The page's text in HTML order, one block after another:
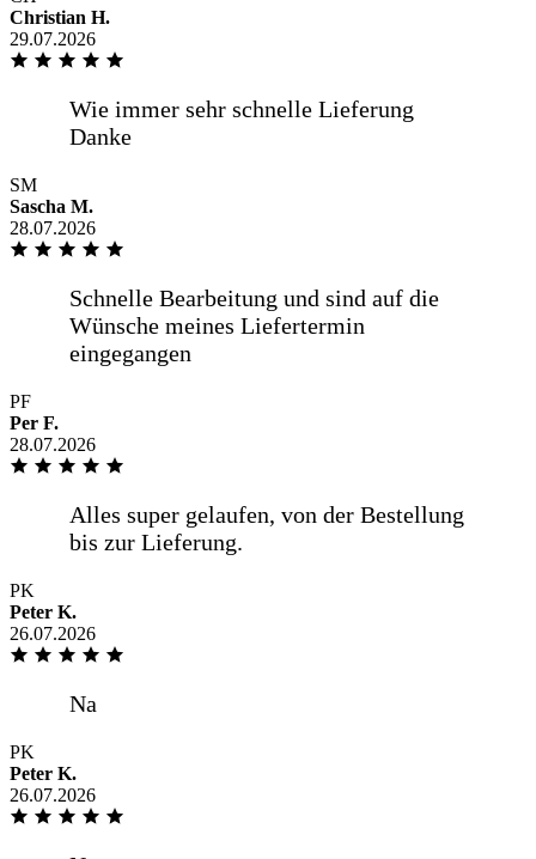
Christian H.
29.07.2026
SM
Sascha M.
28.07.2026
PF
Per F.
28.07.2026
PK
Peter K.
26.07.2026
PK
Peter K.
26.07.2026
Super Ware, Preis-Leistung ordentlich,
Versand deutlich schneller als
.
Pünktlich wie vereinbart Hilfsbereiter
Fahrer
Lieferung